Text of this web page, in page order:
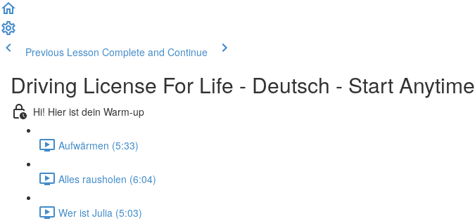
Previous Lesson Complete and Continue
Driving License For Life - Deutsch - Start Anytime
Hi! Hier ist dein Warm-up
Aufwärmen (5:33)
Alles rausholen (6:04)
Wer ist Julia (5:03)